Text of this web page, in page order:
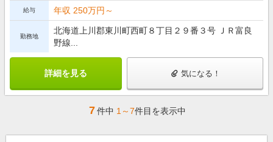
給与 年収 250万円～
勤務地
北海道上川郡東川町西町８丁目２９番３号 ＪＲ富良
野線...
詳細を見る 気になる！
7件中 1～7件目を表示中